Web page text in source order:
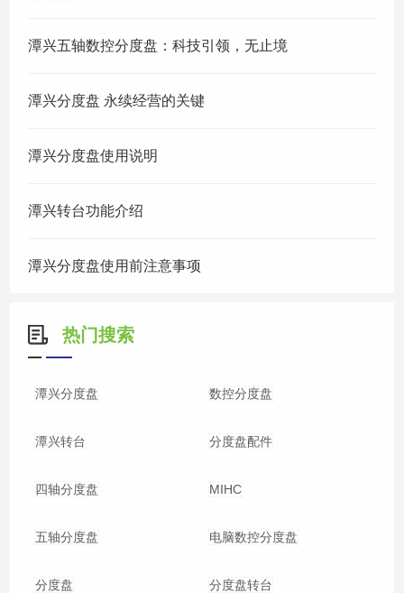
潭兴五轴数控分度盘：科技引领，无止境
潭兴分度盘 永续经营的关键
潭兴分度盘使用说明
潭兴转台功能介绍
潭兴分度盘使用前注意事项
热门搜索
潭兴分度盘 数控分度盘
潭兴转台 分度盘配件
四轴分度盘 MIHC
五轴分度盘 电脑数控分度盘
分度盘 分度盘转台